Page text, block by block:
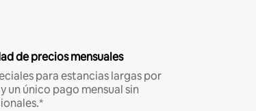
de precios mensuales
para estancias largas por
un único pago mensual sin